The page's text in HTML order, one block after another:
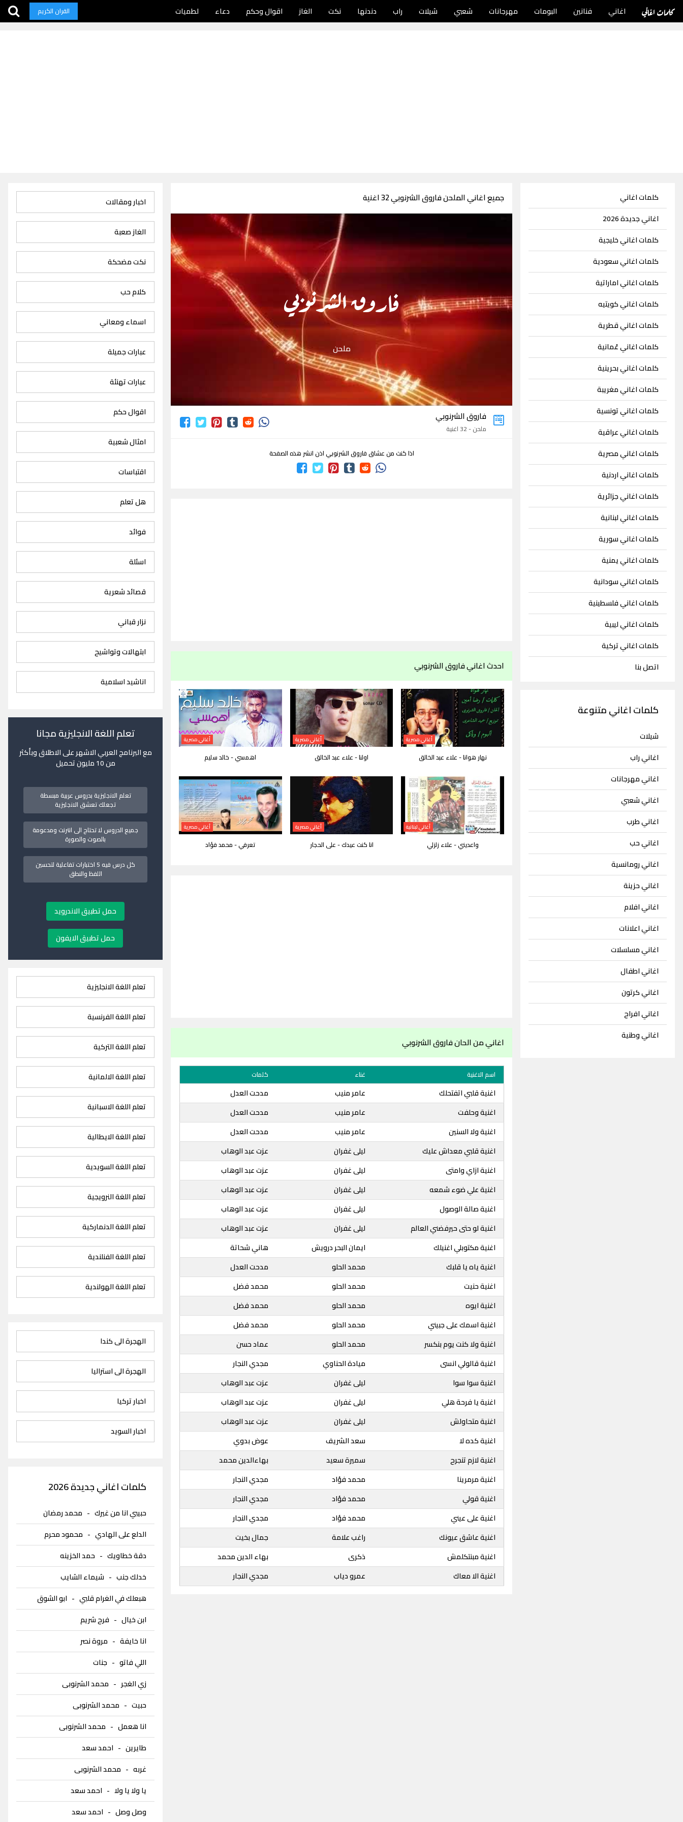
كلمات اغاني اغاني فنانين البومات مهرجانات شعبي شيلات راب دندنها نكت الغاز اقوال وحكم دعاء لطميات القران الكريم
كلمات اغاني
اغاني جديدة 2026
كلمات اغاني خليجية
كلمات اغاني سعودية
كلمات اغاني اماراتية
كلمات اغاني كويتيه
كلمات اغاني قطرية
كلمات اغاني عُمانية
كلمات اغاني بحرينية
كلمات اغاني مغريبة
كلمات اغاني تونسية
كلمات اغاني عراقية
كلمات اغاني مصرية
كلمات اغاني اردنية
كلمات اغاني جزائرية
كلمات اغاني لبنانية
كلمات اغاني سورية
كلمات اغاني يمنية
كلمات اغاني سودانية
كلمات اغاني فلسطينية
كلمات اغاني ليبية
كلمات اغاني تركية
اتصل بنا
كلمات اغاني متنوعة
شيلات
اغاني راب
اغاني مهرجانات
اغاني شعبي
اغاني طرب
اغاني حب
اغاني رومانسية
اغاني حزينة
اغاني افلام
اغاني اعلانات
اغاني مسلسلات
اغاني اطفال
اغاني كرتون
اغاني افراح
اغاني وطنية
جميع اغاني الملحن فاروق الشرنوبي 32 اغنية
فاروق الشرنوبي
ملحن
فاروق الشرنوبي
ملحن - 32 اغنية
اذا كنت من عشاق فاروق الشرنوبي اذن انشر هذه الصفحة
احدث اغاني فاروق الشرنوبي
أغاني مصرية
نهار هوانا - علاء عبد الخالق
أغاني مصرية
اولنا - علاء عبد الخالق
أغاني مصرية
اهمسي - خالد سليم
أغاني لبنانية
واعديني - علاء زلزلي
أغاني مصرية
انا كنت عيدك - على الحجار
أغاني مصرية
تعرفي - محمد فؤاد
اغاني من الحان فاروق الشرنوبي
اسم الاغنية غناء كلمات
اغنية قلبي اتفتحلك عامر منيب
مدحت العدل
اغنية وحلفت
عامر منيب
مدحت العدل
اغنية ولا السنين
عامر منيب
مدحت العدل
اغنية قلبي معداش عليك
ليلى غفران
عزت عبد الوهاب
اغنية ازاي وامتى
ليلى غفران
عزت عبد الوهاب
اغنية علي ضوء شمعه
ليلى غفران
عزت عبد الوهاب
اغنية صالة الوصول
ليلى غفران
عزت عبد الوهاب
اغنية لو حتى حيرفضني العالم
ليلى غفران
عزت عبد الوهاب
اغنية مكتوبلي اغنيلك
ايمان البحر درويش
هاني شحاتة
اغنية ياه يا قلبك
محمد الحلو
مدحت العدل
اغنية حنيت
محمد الحلو
محمد فضل
اغنية ايوه
محمد الحلو
محمد فضل
اغنية اسمك على جبيني
محمد الحلو
محمد فضل
اغنية ولا كنت يوم بنكسر
محمد الحلو
عماد حسن
اغنية قالولي انسى
ميادة الحناوي
مجدي النجار
اغنية سوا سوا
ليلى غفران
عزت عبد الوهاب
اغنية يا فرحة هلي
ليلى غفران
عزت عبد الوهاب
اغنية متحاولش
ليلى غفران
عزت عبد الوهاب
اغنية كده لا
سعد الشريف
عوض بدوي
اغنية لازم تنجرح
سميرة سعيد
بهاءالدين محمد
اغنية مرمرينا
محمد فؤاد
مجدي النجار
اغنية قولي
محمد فؤاد
مجدي النجار
اغنية على عيني
محمد فؤاد
مجدي النجار
اغنية عاشق عيونك
راغب علامة
جمال بخيت
اغنية مبنتكلمش
ذكرى
بهاء الدين محمد
اغنية الا معاك
عمرو دياب مجدي النجار
اخبار ومقالات
الغاز صعبة
نكت مضحكة
كلام حب
اسماء ومعاني
عبارات جميلة
عبارات تهنئة
اقوال حكم
امثال شعبية
اقتباسات
هل تعلم
فوائد
اسئلة
قصائد شعرية
نزار قباني
ابتهالات وتواشيح
اناشيد اسلامية
تعلم اللغة الانجليزية مجانا
مع البرنامج العربي الاشهر على الاطلاق وبأكثر
من 10 مليون تحميل
تعلم الانجليزية بدروس عربية مبسطة
تجعلك تعشق الانجليزية
جميع الدروس لا تحتاج الى انترنت ومدعومة
بالصوت والصورة
كل درس فيه 5 اختبارات تفاعلية لتحسين
اللفظ والنطق
حمل تطبيق الاندرويد
حمل تطبيق الايفون
تعلم اللغة الانجليزية
تعلم اللغة الفرنسية
تعلم اللغة التركية
تعلم اللغة الالمانية
تعلم اللغة الاسبانية
تعلم اللغة الايطالية
تعلم اللغة السويدية
تعلم اللغة النرويجية
تعلم اللغة الدنماركية
تعلم اللغة الفنلندية
تعلم اللغة الهولندية
الهجرة الى كندا
الهجرة الى استراليا
اخبار تركيا
اخبار السويد
كلمات اغاني جديدة 2026
حبيبي انا من غيرك- محمد رمضان
الدلع على الهادي- محمود محرم
دقة خطاويك- حمد الخزينه
خدلك جنب- شيماء الشايب
هبعلك في الغرام قلبي- ابو الشوق
ابن خيال- فرح شريم
انا خايفة- مروة نصر
اللي فاتو- جنات
زي الغجر - محمد الشرنوبى
حبيت- محمد الشرنوبى
انا هعمل- محمد الشرنوبى
طايرين- احمد سعد
غربه- محمد الشرنوبى
يا ولا يا ولا- احمد سعد
وصل وصل- احمد سعد